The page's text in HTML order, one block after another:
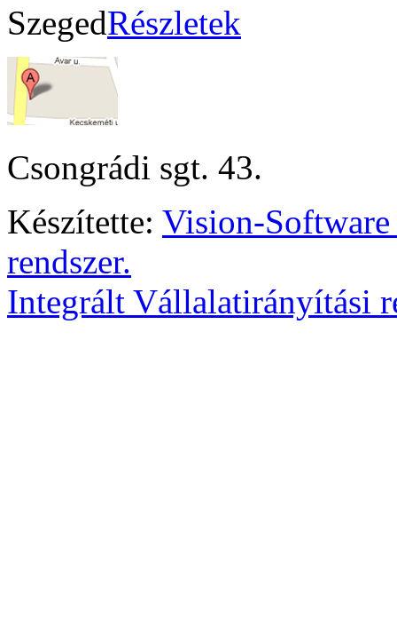
SzegedRészletek
Csongrádi sgt. 43.
Készítette: Vision-
rendszer.
Integrált Vállalatirányítási